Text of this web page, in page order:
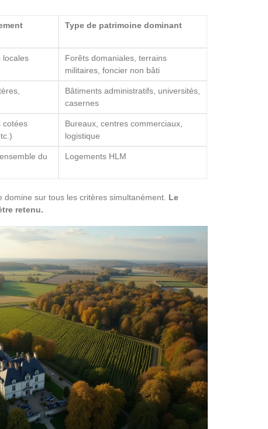
Type de patrimoine dominant
locales
Forêts domaniales, terrains
militaires, foncier non bâti
Bâtiments administratifs, universités,
casernes
cotées
Bureaux, centres commerciaux,
logistique
du
Logements HLM
sur tous les critères simultanément. Le
retenu.